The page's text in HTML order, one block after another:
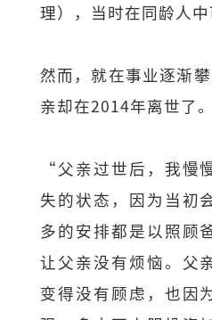
理），当时在同龄人中
然而，就在事业逐渐
亲却在2014年离世了。
“父亲过世后，我慢
失的状态，因为当初
多的安排都是以照顾
让父亲没有烦恼。父
变得没有顾虑，也因